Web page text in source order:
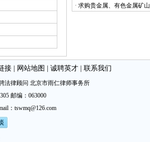
· 求购贵金属、有色金属矿山
接| 网站地图 诚聘英才| 联系我们
法律顾问 北京市雨仁律师事务所
邮编：063000
：tswmq@126.com